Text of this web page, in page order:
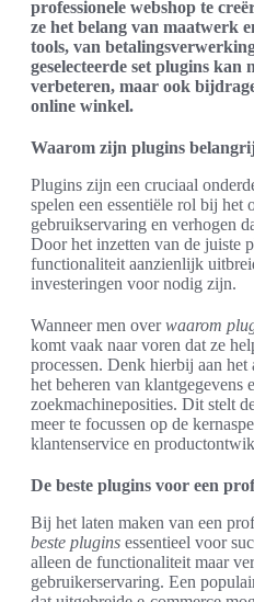
professionele webshop te
ze het belang van maatwerk
tools, van
geselecteerde set plugins kan
verbeteren, maar ook
online winkel.
Waarom zijn plugins
Plugins zijn een cruciaal
spelen een essentiële rol bij het
gebruikservaring en verhogen
Door het inzetten van de juiste
functionaliteit aanzienlijk
investeringen voor nodig zijn.
Wanneer men overwaarom
komt vaak naar voren dat ze
processen. Denk hierbij aan
het beheren van klantgegevens
zoekmachineposities. Dit stelt
meer te focussen op de
klantenservice en
De beste plugins voor een
Bij het laten maken van een
beste plugins essentieel voor
alleen de functionaliteit maar
gebruikerservaring. Een